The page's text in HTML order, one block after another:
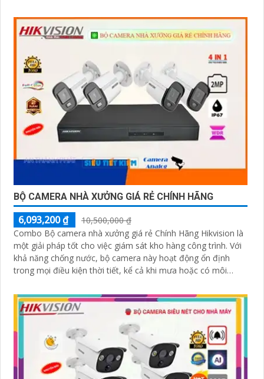
BỘ CAMERA NHÀ XƯỞNG GIÁ RẺ CHÍNH HÃNG
6,093,200 ₫
10,500,000 ₫
Combo Bộ camera nhà xưởng giá rẻ Chính Hãng Hikvision là
một giải pháp tốt cho việc giám sát kho hàng công trình. Với
khả năng chống nước, bộ camera này hoạt động ổn định
trong mọi điều kiện thời tiết, kể cả khi mưa hoặc có môi